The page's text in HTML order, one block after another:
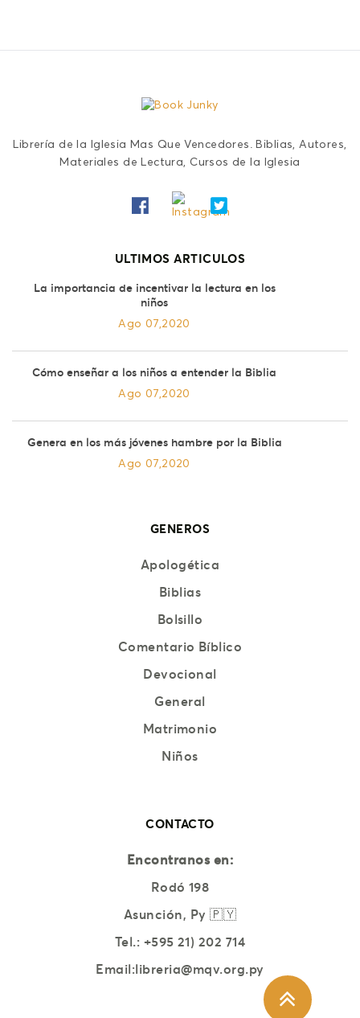
Librería de la Iglesia Mas Que Vencedores. Biblias, Autores,
Materiales de Lectura, Cursos de la Iglesia
ULTIMOS ARTICULOS
La importancia de incentivar la lectura en los
niños
Ago 07,2020
Cómo enseñar a los niños a entender la Biblia
Ago 07,2020
Genera en los más jóvenes hambre por la Biblia
Ago 07,2020
GENEROS
Apologética
Biblias
Bolsillo
Comentario Bíblico
Devocional
General
Matrimonio
Niños
CONTACTO
Encontranos en:
Rodó 198
Asunción, Py 🇵🇾
Tel.: +595 21) 202 714
Email:libreria@mqv.org.py